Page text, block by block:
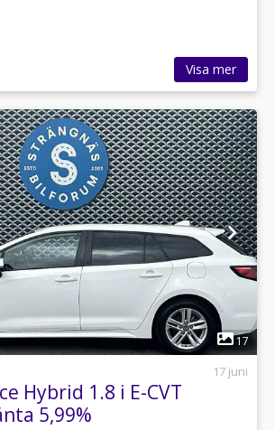
Visa mer
1
17
17 juni
Hybrid 1.8 i E-CVT
5,99%